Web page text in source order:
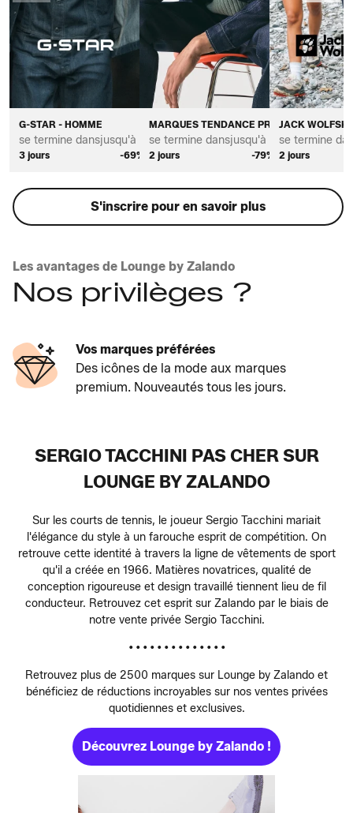
G-STAR - HOMME
se termine dans
3 jours
jusqu'à *
-69%
MARQUES TENDANCE PREMIUM POUR
se termine dans
2 jours
jusqu'à *
-79%
JACK
se termine
2 jours
S'inscrire pour en savoir plus
Les avantages de Lounge by Zalando
Nos privilèges ?
Vos marques préférées
Des icônes de la mode aux marques
premium. Nouveautés tous les jours.
SERGIO TACCHINI PAS CHER SUR
LOUNGE BY ZALANDO
Sur les courts de tennis, le joueur Sergio Tacchini mariait
l'élégance du style à un farouche esprit de compétition. On
retrouve cette identité à travers la ligne de vêtements de sport
qu'il a créée en 1966. Matières novatrices, qualité de
conception rigoureuse et design travaillé tiennent lieu de fil
conducteur. Retrouvez cet esprit sur Zalando par le biais de
notre vente privée Sergio Tacchini.
• • • • • • • • • • • • • •
Retrouvez plus de 2500 marques sur Lounge by Zalando et
bénéficiez de réductions incroyables sur nos ventes privées
quotidiennes et exclusives.
Découvrez Lounge by Zalando !